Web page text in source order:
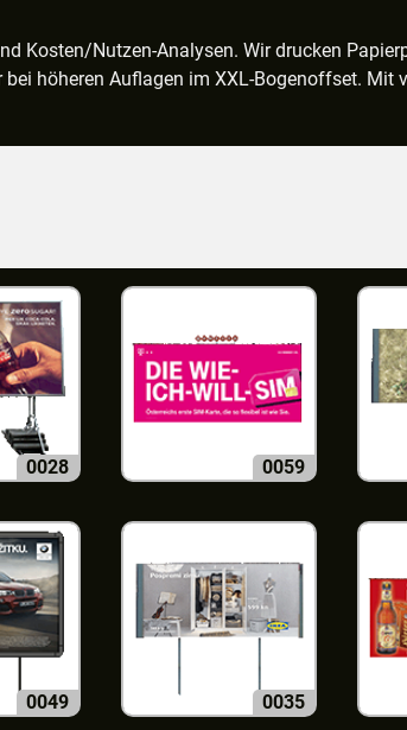
Kosten/Nutzen-Analysen. Wir drucken
höheren Auflagen im XXL-Bogenoffset. Mit
0028 0059
0049 0035